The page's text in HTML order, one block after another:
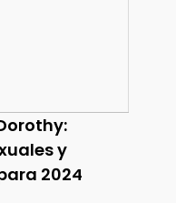
y
2024